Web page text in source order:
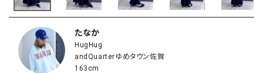
たなか
HugHug
andQuarterゆめタウン佐賀
163cm